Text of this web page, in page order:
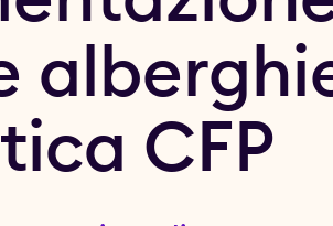
CFP